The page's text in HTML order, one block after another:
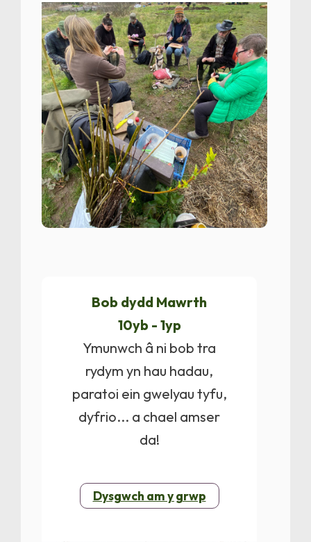
Bob dydd Mawrth
10yb - 1yp
Ymunwch â ni bob tra
rydym yn hau hadau,
paratoi ein gwelyau tyfu,
dyfrio... a chael amser
da!
Dysgwch am y grwp